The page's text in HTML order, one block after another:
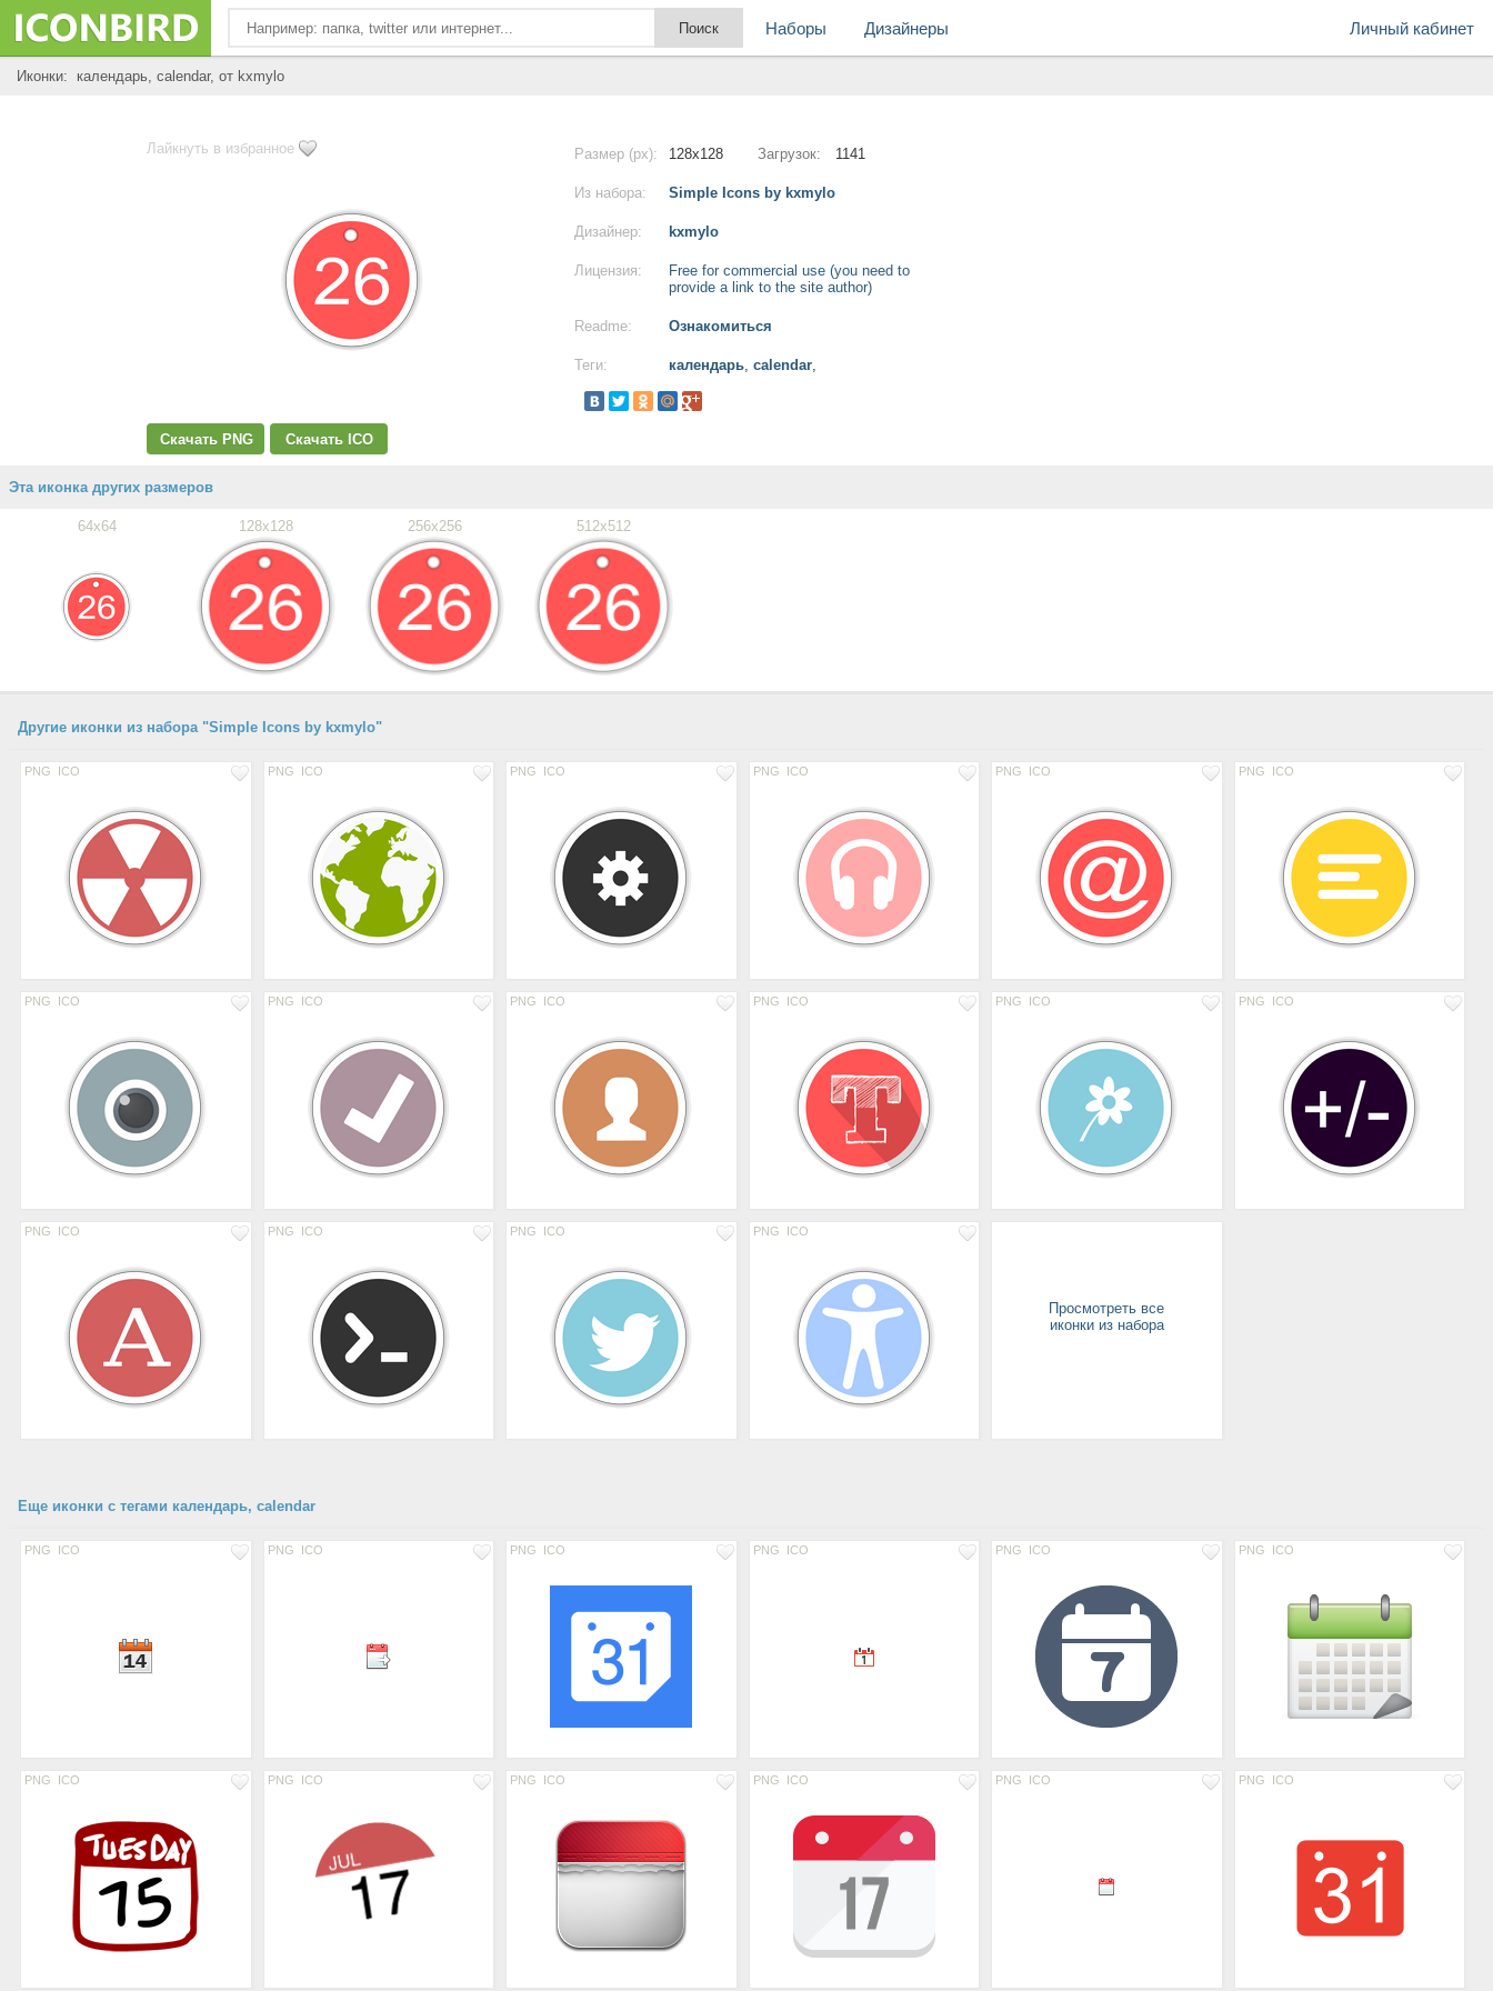
Личный кабинет
Наборы Дизайнеры
Иконки: календарь, calendar, от kxmylo
Лайкнуть в избранное
Скачать PNG Скачать ICO
Размер (px): 128x128 Загрузок: 1141
Из набора: Simple Icons by kxmylo
Дизайнер: kxmylo
Лицензия:
Free for commercial use (you need to
provide a link to the site author)
Readme: Ознакомиться
Теги: календарь, calendar,
Эта иконка других размеров
64x64 128x128 256x256 512x512
Другие иконки из набора "Simple Icons by kxmylo"
PNG ICO PNG ICO PNG ICO PNG ICO PNG ICO PNG ICO
PNG ICO PNG ICO PNG ICO PNG ICO PNG ICO PNG ICO
PNG ICO PNG ICO PNG ICO PNG ICO
Просмотреть все
иконки из набора
Еще иконки с тегами календарь, calendar
PNG ICO PNG ICO PNG ICO PNG ICO PNG ICO PNG ICO
PNG ICO PNG ICO PNG ICO PNG ICO PNG ICO PNG ICO